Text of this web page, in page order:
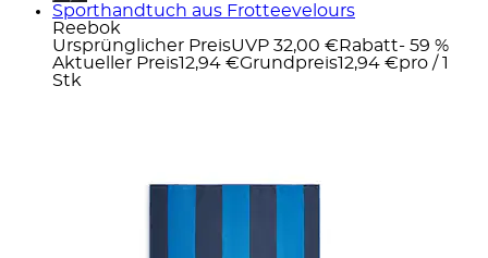
Sporthandtuch aus Frotteevelours
Reebok
Ursprünglicher PreisUVP 32,00 € Rabatt- 59 %
Aktueller Preis12,94 €Grundpreis12,94 €pro / 1
Stk